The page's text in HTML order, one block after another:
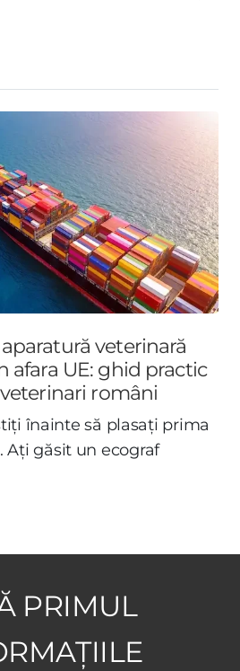
veterinară
afara UE: ghid practic
români
înainte să plasați prima
Ați găsit un ecograf
PRIMUL